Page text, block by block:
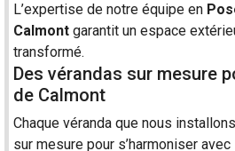
L’expertise de notre équipe en
Calmont garantit un espace
transformé.
Des vérandas sur mesure
de Calmont
Chaque véranda que nous
sur mesure pour s’harmoniser